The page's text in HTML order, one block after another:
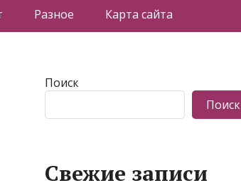
Разное Карта сайта
Поиск
Поиск
Свежие записи